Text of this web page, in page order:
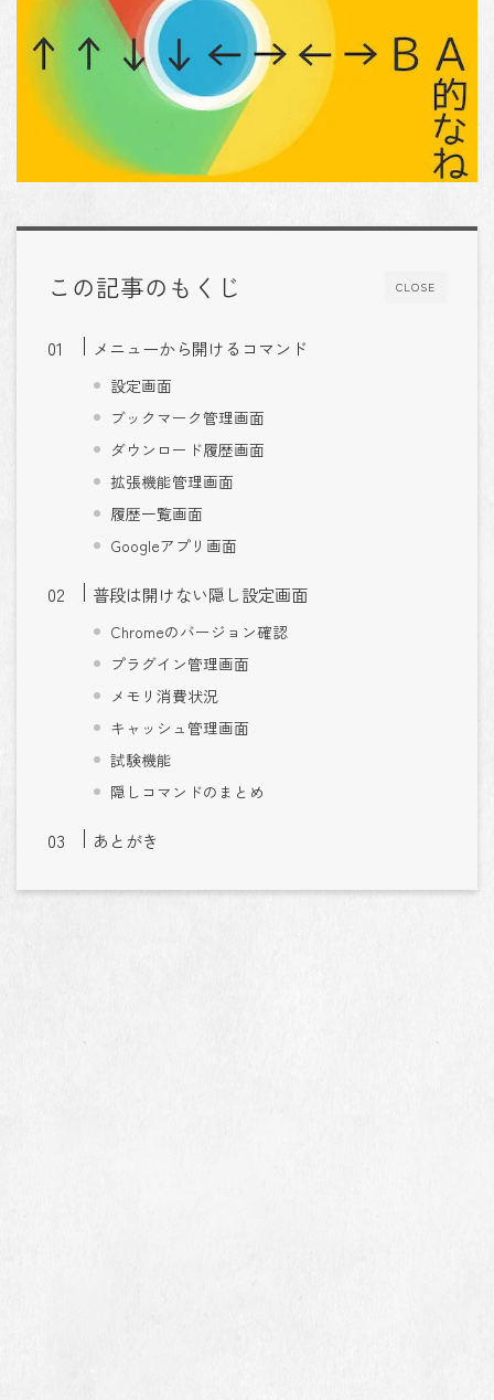
CLOSE
この記事のもくじ
メニューから開けるコマンド
設定画面
ブックマーク管理画面
ダウンロード履歴画面
拡張機能管理画面
履歴一覧画面
Googleアプリ画面
普段は開けない隠し設定画面
Chromeのバージョン確認
プラグイン管理画面
メモリ消費状況
キャッシュ管理画面
試験機能
隠しコマンドのまとめ
あとがき